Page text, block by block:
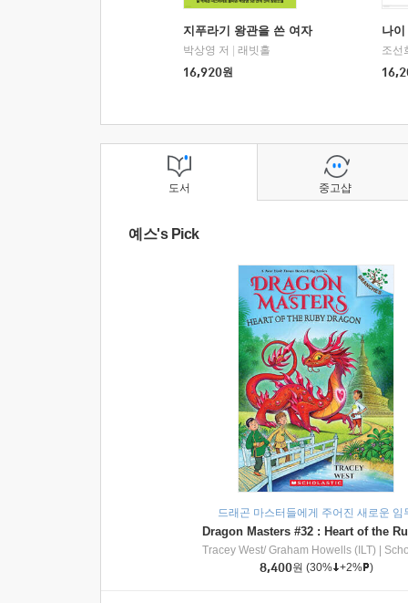
지푸라기 왕관을 쓴 여자
박상영 저
래빗홀
16,920원
나
조선
도서
예스's Pick
드래곤 마스터들에게 주어진 새로운 임
Tracey West/ Graham Howells (ILT)
8,400원 (30% +2% )
중고샵